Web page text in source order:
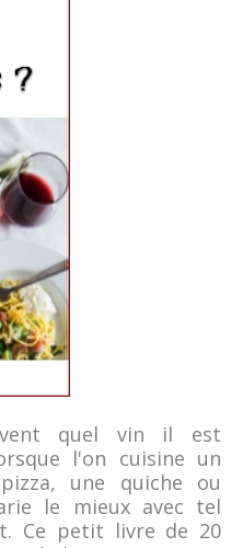
quel vin il est
l'on cuisine un
une quiche ou
le mieux avec tel
Ce petit livre de 20